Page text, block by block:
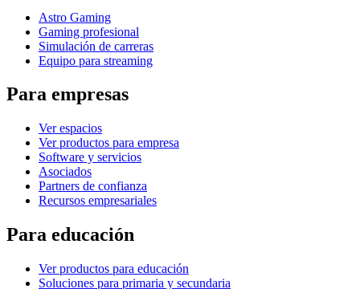
Astro Gaming
Gaming profesional
Simulación de carreras
Equipo para streaming
Para empresas
Ver espacios
Ver productos para empresa
Software y servicios
Asociados
Partners de confianza
Recursos empresariales
Para educación
Ver productos para educación
Soluciones para primaria y secundaria